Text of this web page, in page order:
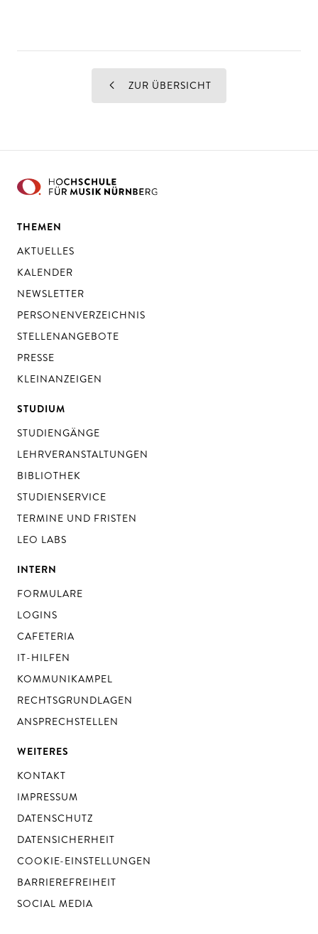
ZUR ÜBERSICHT
THEMEN
AKTUELLES
KALENDER
NEWSLETTER
PERSONENVERZEICHNIS
STELLENANGEBOTE
PRESSE
KLEINANZEIGEN
STUDIUM
STUDIENGÄNGE
LEHRVERANSTALTUNGEN
BIBLIOTHEK
STUDIENSERVICE
TERMINE UND FRISTEN
LEO LABS
INTERN
FORMULARE
LOGINS
CAFETERIA
IT-HILFEN
KOMMUNIKAMPEL
RECHTSGRUNDLAGEN
ANSPRECHSTELLEN
WEITERES
KONTAKT
IMPRESSUM
DATENSCHUTZ
DATENSICHERHEIT
COOKIE-EINSTELLUNGEN
BARRIEREFREIHEIT
SOCIAL MEDIA